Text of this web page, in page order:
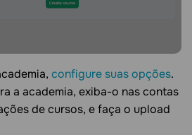
configure suas opções.
a academia, exiba-o nas contas
de cursos, e faça o upload